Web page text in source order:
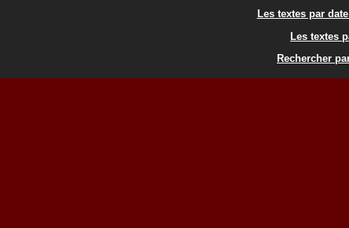
Les textes par
Les textes
Rechercher